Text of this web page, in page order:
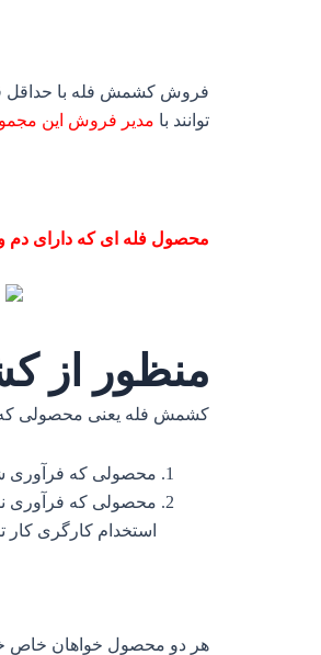
فروش کشمش فله با حداقل
توانند با مدیر فروش این
محصول فله ای که دارای
منظور از
کشمش فله یعنی محصولی که
محصولی که فرآوری
محصولی که فرآوری
استخدام کارگری
هر دو محصول خواهان خاص